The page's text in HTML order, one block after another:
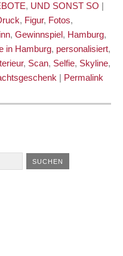
, UND SONST SO |
, Figur, Fotos,
,Gewinnspiel, Hamburg,
in Hamburg, personalisiert,
, Scan, Selfie, Skyline,
| Permalink